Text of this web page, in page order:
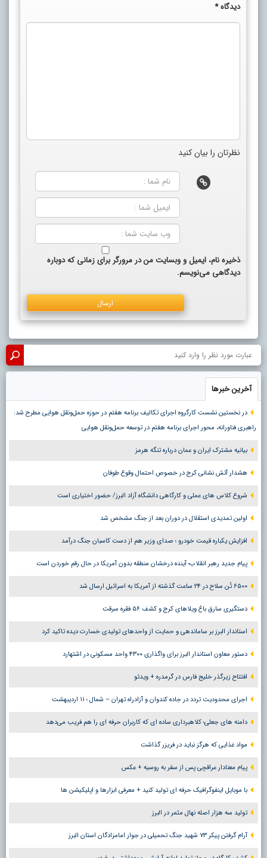
دیدگاه*
نظرتان را بیان کنید
ذخیره نام، ایمیل و وبسایت من در مرورگر برای زمانی که دوباره
دیدگاهی می‌نویسم.
آخرین خبرها
در نخستین نشست کارگروه اجرای تکالیف برنامه هفتم در حوزه حمل‌ونقل هوایی مطرح شد:
راهبری فناورانه، محور اجرای برنامه هفتم در توسعه حمل‌ونقل هوایی
بیانیه مشترک ایران و عمان درباره تنگه هرمز
هشدار آتش نشانی کرج در خصوص احتمال وقوع طوفان
شروع کلاس های عملی و کارگاهی دانشگاه آزاد البرز/ حضور اختیاری است
اولین تمدیدی استقلال در دوران بعد از جنگ مشخص شد
افزایش یکباره قیمت خودرو ؛ صدای وزیر هم از دست کاسبان جنگ درآمد
پیام جدید رهبر انقلاب؛ آینده درخشان منطقه بدون آمریکا در حال رقم خوردن است
۶۵۰۰ تُن سلاح در ۲۴ ساعت گذشته از آمریکا به اسرائیل ارسال شد
دستگیری سارق باغ ویلاهای کرج و کشف ۵۶ فقره سرقت
استاندار البرز بر ساماندهی و حمایت از واحدهای تولیدی خسارت دیده تاکید کرد
دستور معاون استاندار البرز برای واگذاری ۴۳۰۰ واحد مسکونی در اشتهارد
افتتاح زیرگذر خلیج فارس در گرمدره + ویدئو
اجرای محدودیت تردد در جاده کندوان و آزادراه تهران – شمال ؛ ١١ اردیبهشت
دامنه های جعلی؛ کلاهبرداری ساده ای که کاربران حرفه ای را هم فریب می‌دهد
مواد غذایی که هرگز نباید در فریزر گذاشت
پیام معنادار عراقچی پس از سفر به روسیه + عکس
با موبایل اینفوگرافیک حرفه ای تولید کنید + معرفی ابزارها و اپلیکیشن ها
تولید سه هزار اصله نهال مثمر در البرز
آرام گرفتن پیکر ۷۳ شهید جنگ تحمیلی در جوار امامزادگان استان البرز